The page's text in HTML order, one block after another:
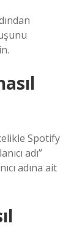
Spotify
adı”
adına ait